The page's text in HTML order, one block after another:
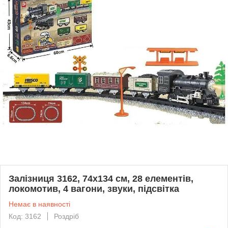
Залізниця 3162, 74х134 см, 28 елементів,
локомотив, 4 вагони, звуки, підсвітка
Немає в наявності
Код: 3162
Роздріб